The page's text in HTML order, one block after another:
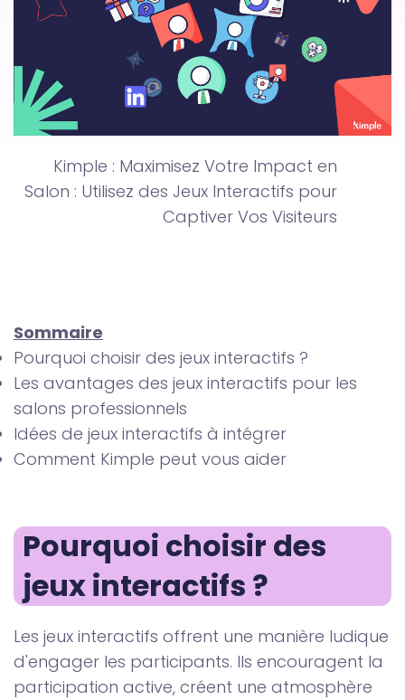
Kimple : Maximisez Votre Impact en
Salon : Utilisez des Jeux Interactifs pour
Captiver Vos Visiteurs
Sommaire
Pourquoi choisir des jeux interactifs ?
Les avantages des jeux interactifs pour les
salons professionnels
Idées de jeux interactifs à intégrer
Comment Kimple peut vous aider
Pourquoi choisir des
jeux interactifs ?
Les jeux interactifs offrent une manière ludique
d'engager les participants. Ils encouragent la
participation active, créent une atmosphère